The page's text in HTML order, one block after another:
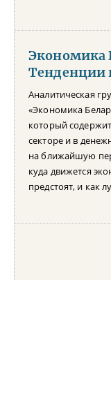
Экономика
Тенденции
Аналитическая
«Экономика
который
секторе и в
на ближайшую
куда движется
предстоят, и как